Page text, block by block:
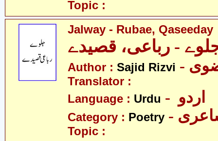
Topic :
Jalway - Rubae, Qaseeday
- رباعی، قصیدے
Author : Sajid Rizvi
Translator :
Language : Urdu
Category : Poetry
Topic :